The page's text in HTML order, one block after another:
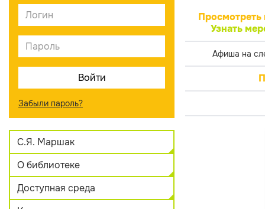
Забыли пароль?
С.Я. Маршак
О библиотеке
Доступная среда
Просмотреть
Узнать
Афиша на